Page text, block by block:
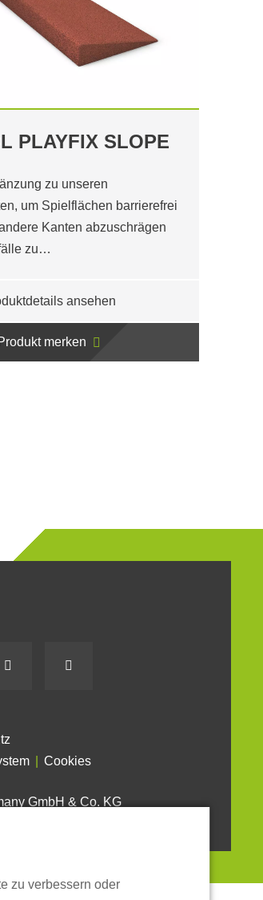
PLAYFIX SLOPE
zu unseren
um Spielflächen barrierefrei
Kanten abzuschrägen
zu…
ansehen
merken
Cookies
GmbH & Co. KG
zu verbessern oder